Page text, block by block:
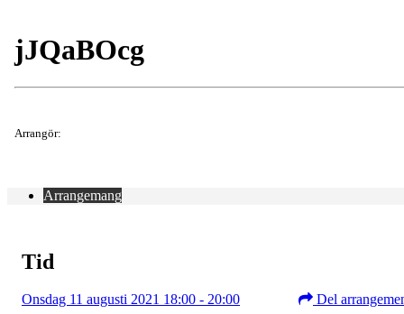
jJQaBOcg
Arrangör:
Arrangemang
Tid
Onsdag 11 augusti 2021 18:00 - 20:00 Del